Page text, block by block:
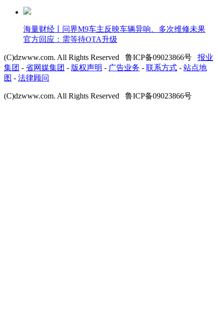
海量财经丨问界M9车主反映车辆异响、多次维修未果
官方回应：需等待OTA升级
(C)dzwww.com. All Rights Reserved 鲁ICP备09023866号 报业
集团 - 省网媒集团 - 版权声明 - 广告业务 - 联系方式 - 站点地
图 - 法律顾问
(C)dzwww.com. All Rights Reserved 鲁ICP备09023866号